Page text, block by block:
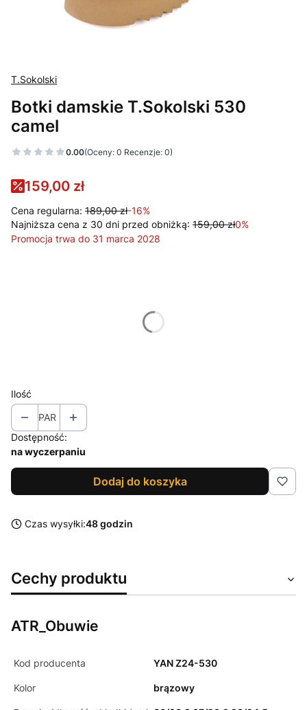
T.Sokolski
Botki damskie T.Sokolski 530
camel
0.00(Oceny: 0 Recenzje: 0)
159,00 zł
Cena regularna: 189,00 zł-16%
Najniższa cena z 30 dni przed obniżką: 159,00 zł0%
Promocja trwa do 31 marca 2028
Ilość
PAR
Dostępność:
na wyczerpaniu
Dodaj do koszyka
Czas wysyłki:48 godzin
Cechy produktu
ATR_Obuwie
Kod producenta YAN Z24-530
Kolor brązowy